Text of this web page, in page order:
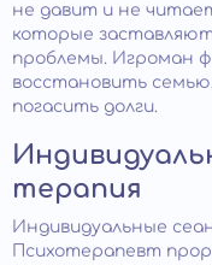
не давит и не
которые
проблемы. Игроман
восстановить
погасить долги.
терапия
Индивидуальные
Психотерапевт